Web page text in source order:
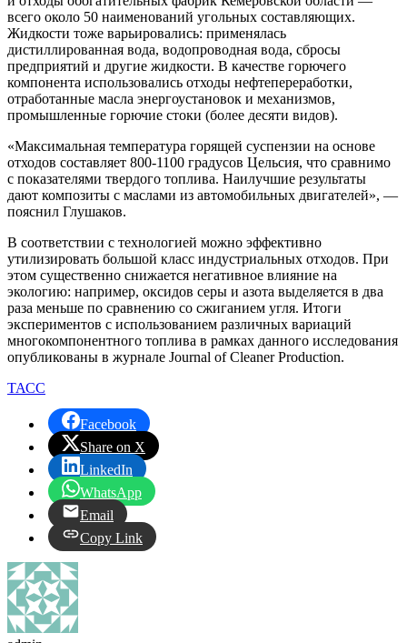
всего около 50 наименований угольных составляющих.
Жидкости тоже варьировались: применялась
дистиллированная вода, водопроводная вода, сбросы
предприятий и другие жидкости. В качестве горючего
компонента использовались отходы нефтепереработки,
отработанные масла энергоустановок и механизмов,
промышленные горючие стоки (более десяти видов).
«Максимальная температура горящей суспензии на основе
отходов составляет 800-1100 градусов Цельсия, что сравнимо
с показателями твердого топлива. Наилучшие результаты
дают композиты с маслами из автомобильных двигателей», —
пояснил Глушаков.
В соответствии с технологией можно эффективно
утилизировать большой класс индустриальных отходов. При
этом существенно снижается негативное влияние на
экологию: например, оксидов серы и азота выделяется в два
раза меньше по сравнению со сжиганием угля. Итоги
экспериментов с использованием различных вариаций
многокомпонентного топлива в рамках данного исследования
опубликованы в журнале Journal of Cleaner Production.
ТАСС
Facebook
Share on X
LinkedIn
WhatsApp
Email
Copy Link